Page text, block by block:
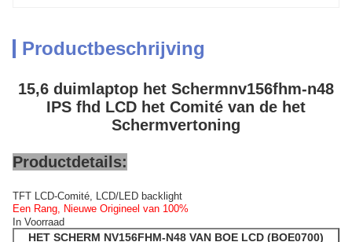
Productbeschrijving
15,6 duimlaptop het Schermnv156fhm-n48
IPS fhd LCD het Comité van de het
Schermvertoning
Productdetails:
TFT LCD-Comité, LCD/LED backlight
Een Rang, Nieuwe Origineel van 100%
In Voorraad
HET SCHERM NV156FHM-N48 VAN BOE LCD (BOE0700)